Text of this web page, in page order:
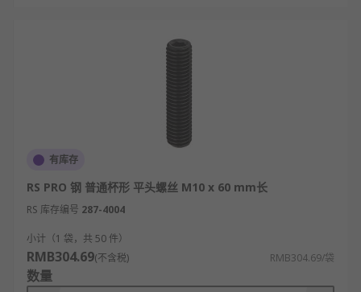
24小时内发货，线上下单满额免运费。
有库存
RS PRO 钢 普通杯形 平头螺丝 M10 x 60 mm长
RS 库存编号 287-4004
小计（1 袋，共 50 件）
RMB304.69(不含税) RMB304.69/袋
数量